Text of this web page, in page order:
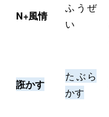
N+風情
ふうぜ
い
誑かす
たぶら
かす